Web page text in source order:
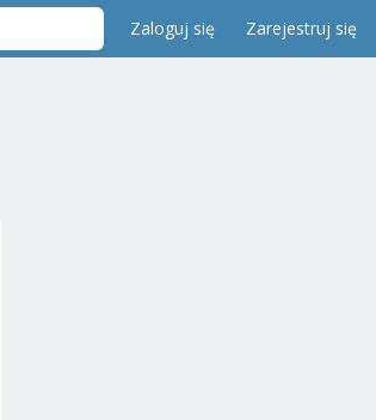
Zaloguj się Zarejestruj się